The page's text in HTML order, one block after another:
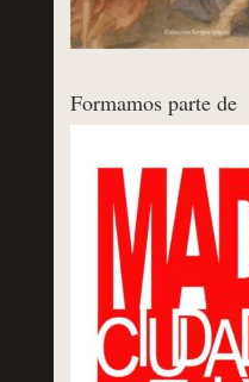
Formamos parte de